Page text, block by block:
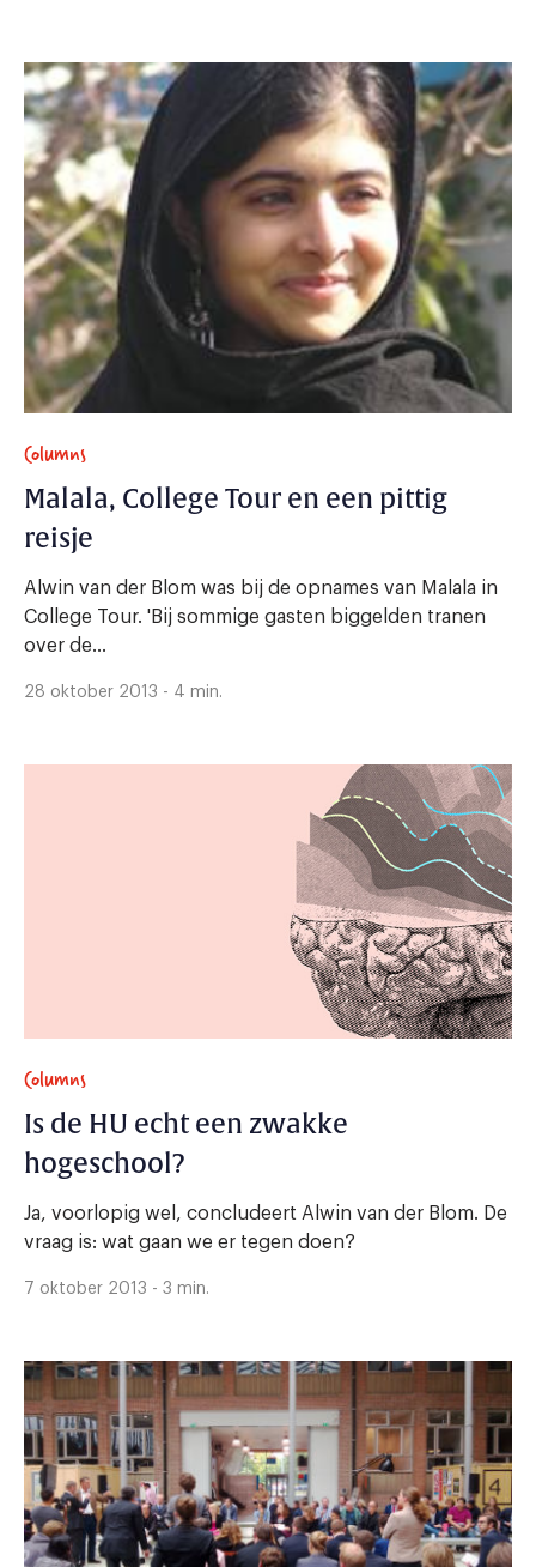
Columns
Malala, College Tour en een pittig
reisje
Alwin van der Blom was bij de opnames van Malala in
College Tour. 'Bij sommige gasten biggelden tranen
over de...
28 oktober 2013 - 4 min.
Columns
Is de HU echt een zwakke
hogeschool?
Ja, voorlopig wel, concludeert Alwin van der Blom. De
vraag is: wat gaan we er tegen doen?
7 oktober 2013 - 3 min.